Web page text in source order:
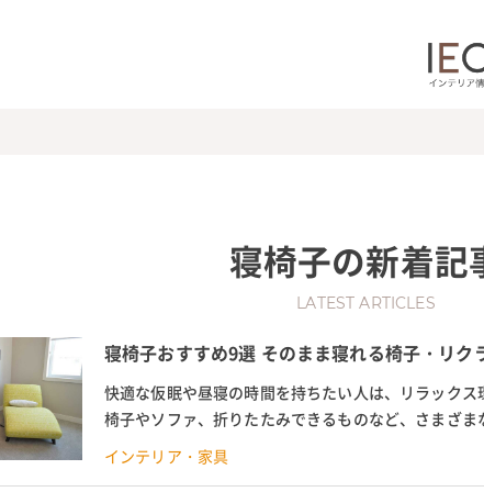
寝椅子の新着記
LATEST ARTICLES
寝椅子おすすめ9選 そのまま寝れる椅子・リク
快適な仮眠や昼寝の時間を持ちたい人は、リラック
椅子やソファ、折りたたみできるものなど、さまざ
使えるおすすめの寝椅子や選び方を紹介。ベッド代わ...
インテリア・家具